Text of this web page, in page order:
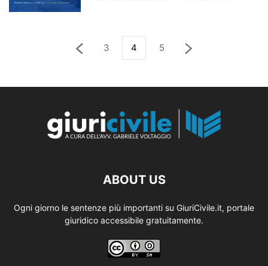
3 4 5
ABOUT US
Ogni giorno le sentenze più importanti su GiuriCivile.it, portale
giuridico accessibile gratuitamente.